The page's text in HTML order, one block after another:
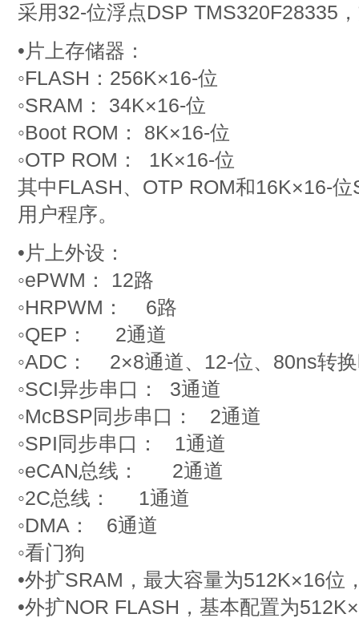
采用32-位浮点DSP TMS320F28335
•片上存储器：
◦FLASH：256K×16-位
◦SRAM： 34K×16-位
◦Boot ROM： 8K×16-位
◦OTP ROM： 1K×16-位
其中FLASH、OTP ROM和16K×16-
用户程序。
•片上外设：
◦ePWM： 12路
◦HRPWM： 6路
◦QEP： 2通道
◦ADC： 2×8通道、12-位、80ns转
◦SCI异步串口： 3通道
◦McBSP同步串口： 2通道
◦SPI同步串口： 1通道
◦eCAN总线： 2通道
◦2C总线： 1通道
◦DMA： 6通道
◦看门狗
•外扩SRAM，最大容量为512K×16位
•外扩NOR FLASH，基本配置为